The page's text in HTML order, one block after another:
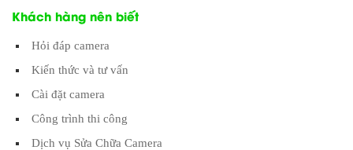
Khách hàng nên biết
Hỏi đáp camera
Kiến thức và tư vấn
Cài đặt camera
Công trình thi công
Dịch vụ Sửa Chữa Camera